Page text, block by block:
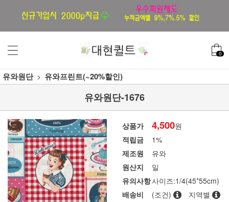
0
유와원단 유와프린트(~20%할인)
유와원단-1676
상품가 4,500원
적립금
1%
제조원
유와
원산지
일
유의사항사이즈:1/4(45*55cm)
배송비
(조건) 지역별